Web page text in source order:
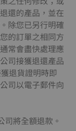
還的產品，並在
除您已另行明確
的訂單之相同方
常會盡快處理應
司接獲退還產品
退貨證明時即
司以電子郵件向
司將全額退款。